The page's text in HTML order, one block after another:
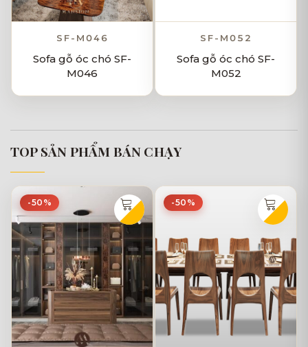
SF-M046
Sofa gỗ óc chó SF-
M046
SF-M052
Sofa gỗ óc chó SF-
M052
TOP SẢN PHẨM BÁN CHẠY
-50% -50%